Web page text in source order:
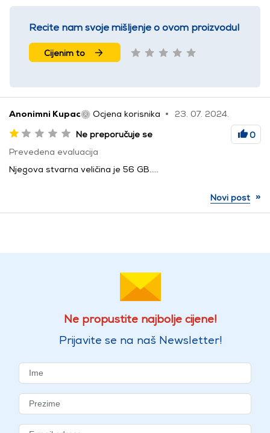
Recite nam svoje mišljenje o ovom proizvodu!
Cijenim to
Anonimni Kupac Ocjena korisnika
23. 07. 2024.
Ne preporučuje se
0
Prevedena evaluacija
Njegova stvarna veličina je 56 GB…..
Novi post »
Ne propustite najbolje cijene!
Prijavite se na naš Newsletter!